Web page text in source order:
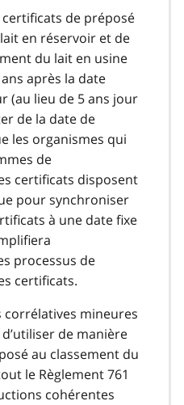
de préposé
en réservoir et de
du lait en usine
après la date
(au lieu de 5 ans jour
de la date de
les organismes qui
de
certificats disposent
pour synchroniser
à une date fixe
processus de
certificats.
corrélatives mineures
de manière
au classement du
le Règlement 761
cohérentes